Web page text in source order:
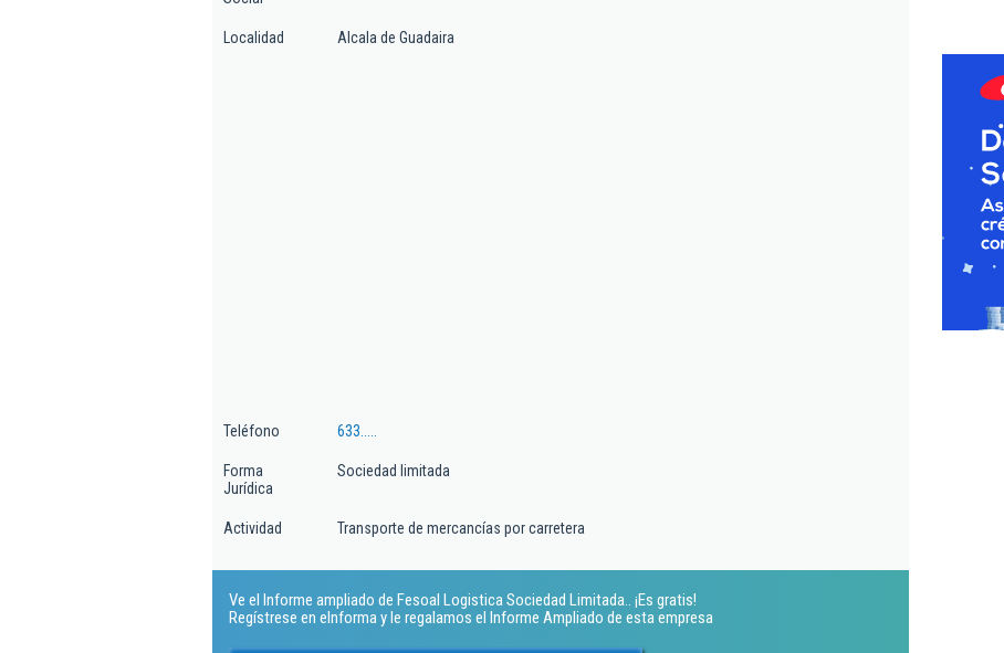
Localidad Alcala de Guadaira
Teléfono 633.....
Forma
Jurídica
Sociedad limitada
Actividad Transporte de mercancías por carretera
Ve el Informe ampliado de Fesoal Logistica Sociedad Limitada.. ¡Es gratis!
Regístrese en eInforma y le regalamos el Informe Ampliado de esta empresa